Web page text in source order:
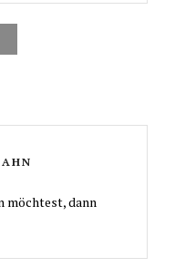
möchtest, dann